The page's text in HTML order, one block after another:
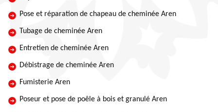
Pose et réparation de chapeau de cheminée Aren
Tubage de cheminée Aren
Entretien de cheminée Aren
Débistrage de cheminée Aren
Fumisterie Aren
Poseur et pose de poêle à bois et granulé Aren